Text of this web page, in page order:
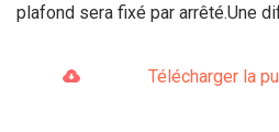
plafond sera fixé par arrêté.Une
Télécharger la